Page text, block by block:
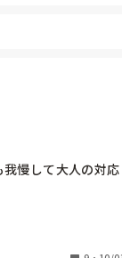
慢して大人の対応